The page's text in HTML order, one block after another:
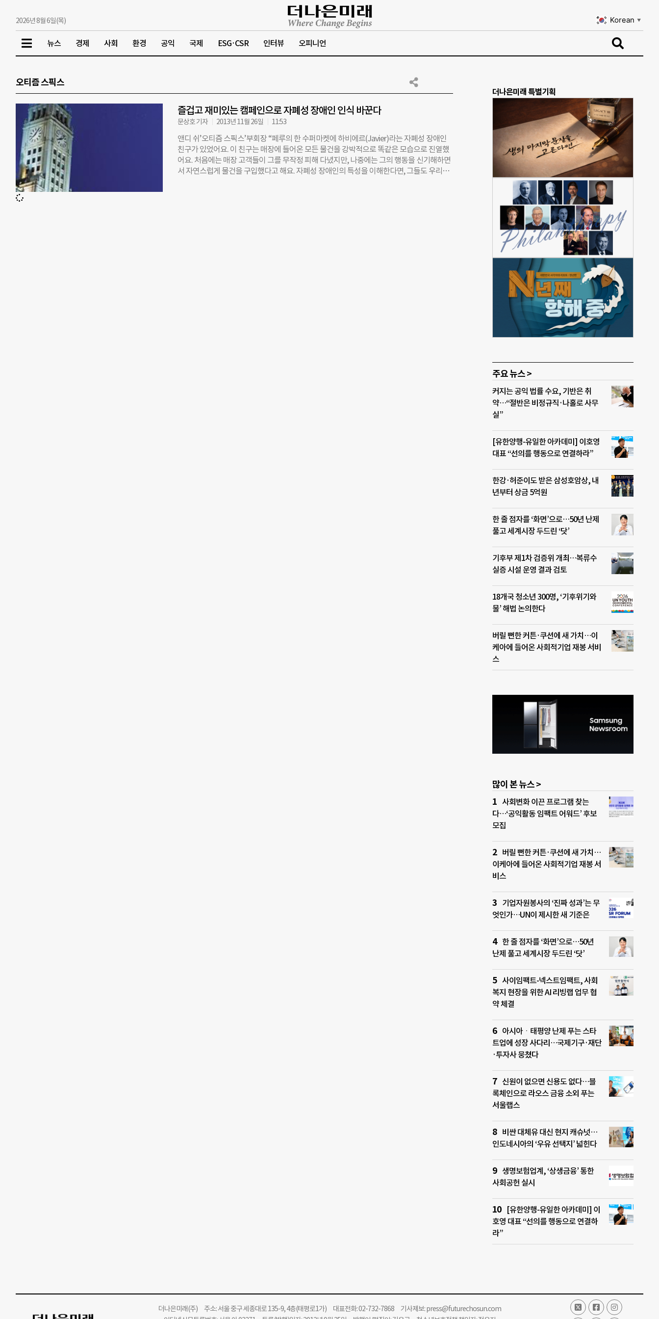
2026년 8월 6일(목) Korean ▼
뉴스 경제 사회 환경 공익 국제 ESG·CSR 인터뷰 오피니언
오티즘 스픽스
즐겁고 재미있는 캠페인으로 자폐성 장애인 인식 바꾼다
문상호 기자 2013년 11월 26일 11:53
앤디 쉬’오티즘 스픽스’부회장 “페루의 한 수퍼마켓에 하비에르(Javier)라는 자폐성 장애인
친구가 있었어요. 이 친구는 매장에 들어온 모든 물건을 강박적으로 똑같은 모습으로 진열했
어요. 처음에는 매장 고객들이 그를 무작정 피해 다녔지만, 나중에는 그의 행동을 신기해하면
서 자연스럽게 물건을 구입했다고 해요. 자폐성 장애인의 특성을 이해한다면, 그들도 우리와
더나은미래 특별기획
주요 뉴스 >
커지는 공익 법률 수요, 기반은 취
약…“절반은 비정규직·나홀로 사무
실”
[유한양행-유일한 아카데미] 이호영
대표 “선의를 행동으로 연결하라”
한강·허준이도 받은 삼성호암상, 내
년부터 상금 5억원
한 줄 점자를 ‘화면’으로…50년 난제
풀고 세계시장 두드린 ‘닷’
기후부 제1차 검증위 개최…복류수
실증 시설 운영 결과 검토
18개국 청소년 300명, ‘기후위기와
물’ 해법 논의한다
버릴 뻔한 커튼·쿠션에 새 가치…이
케아에 들어온 사회적기업 재봉 서비
스
많이 본 뉴스 >
사회변화 이끈 프로그램 찾는
다…‘공익활동 임팩트 어워드’ 후보
모집
버릴 뻔한 커튼·쿠션에 새 가치…
이케아에 들어온 사회적기업 재봉 서
비스
기업자원봉사의 ‘진짜 성과’는 무
엇인가…UN이 제시한 새 기준은
한 줄 점자를 ‘화면’으로…50년
난제 풀고 세계시장 두드린 ‘닷’
사이임팩트-넥스트임팩트, 사회
복지 현장을 위한 AI 리빙랩 업무 협
약 체결
아시아ㆍ태평양 난제 푸는 스타
트업에 성장 사다리…국제기구·재단
·투자사 뭉쳤다
신원이 없으면 신용도 없다…블
록체인으로 라오스 금융 소외 푸는
서울랩스
비싼 대체유 대신 현지 캐슈넛…
인도네시아의 ‘우유 선택지’ 넓힌다
생명보험업계, ‘상생금융’ 통한
사회공헌 실시
[유한양행-유일한 아카데미] 이
호영 대표 “선의를 행동으로 연결하
라”
더나은미래(주)주소: 서울 중구 세종대로 135-9, 4층(태평로1가) 대표전화: 02-732-7868 기사제보:press@futurechosun.com